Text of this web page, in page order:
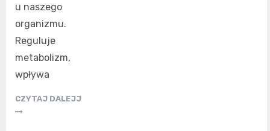
u naszego
organizmu.
Reguluje
metabolizm,
wpływa
CZYTAJ DALEJJ